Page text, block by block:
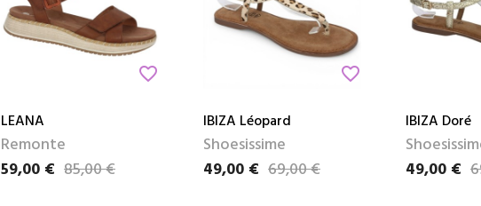
favorite_border
LEANA
Remonte
Prix
59,00 €
Prix de base85,00 €
favorite_border
IBIZA Léopard
Shoesissime
Prix
49,00 €
Prix de base69,00 €
IBIZA Doré
Prix
49,00 €
Prix de